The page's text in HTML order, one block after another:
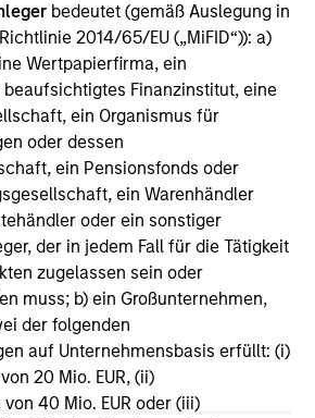
bedeutet (gemäß Auslegung in
2014/65/EU („MiFID“)): a)
Wertpapierfirma, ein
Finanzinstitut, eine
ein Organismus für
oder dessen
ein Pensionsfonds oder
ein Warenhändler
oder ein sonstiger
der in jedem Fall für die Tätigkeit
zugelassen sein oder
muss; b) ein Großunternehmen,
der folgenden
auf Unternehmensbasis erfüllt: (i)
20 Mio. EUR, (ii)
40 Mio. EUR oder (iii)
by more than just
Much of Mexico’s future
on how effectively
new administration can
security, spark domestic
private investment.
Americanization of
U.S. was the architect and
based global system. But as
engagement with the